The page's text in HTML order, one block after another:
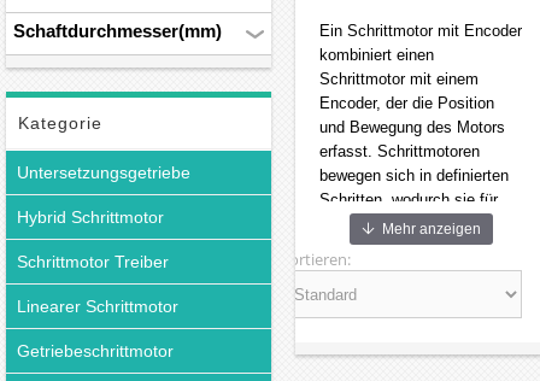
Schaftdurchmesser(mm)
Kategorie
Untersetzungsgetriebe
Hybrid Schrittmotor
Schrittmotor Treiber
Linearer Schrittmotor
Getriebeschrittmotor
Ein Schrittmotor mit Encoder
kombiniert einen
Schrittmotor mit einem
Encoder, der die Position
und Bewegung des Motors
erfasst. Schrittmotoren
bewegen sich in definierten
Schritten, wodurch sie für
Anwendungen mit
Anforderungen an präzise
Positionierung eingesetzt
werden. Der Encoder
überwacht kontinuierlich die
Mehr anzeigen
Sortieren: